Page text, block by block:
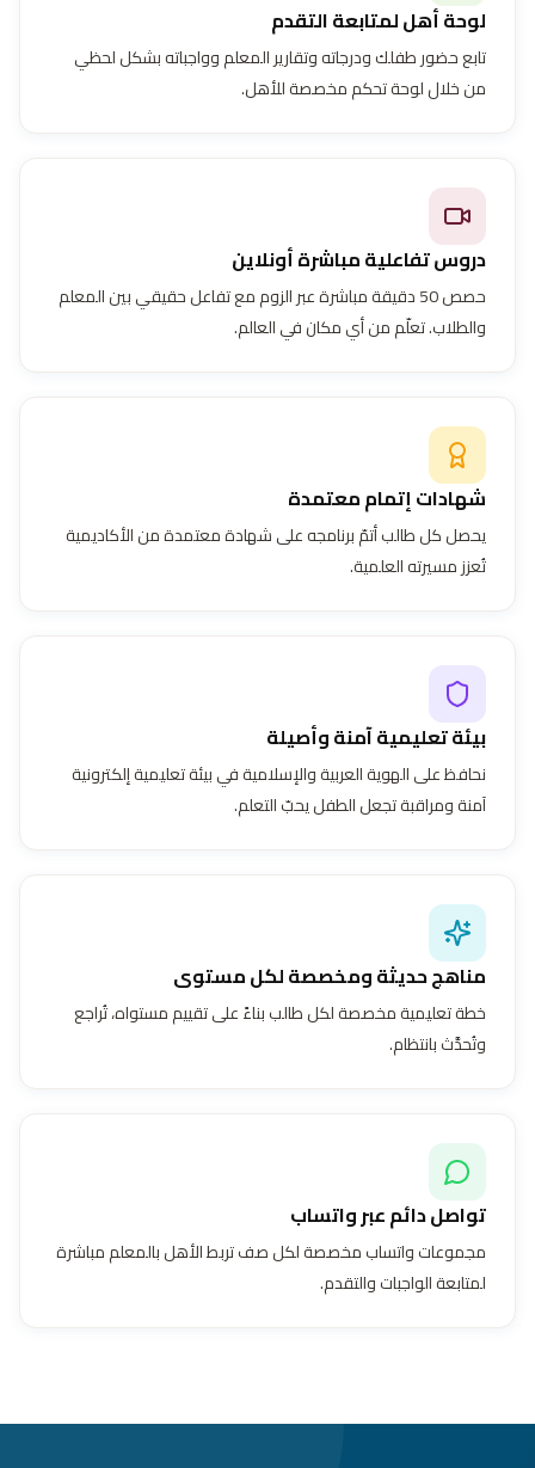
لوحة أهل لمتابعة التقدم
تابع حضور طفلك ودرجاته وتقارير المعلم وواجباته بشكل لحظي
من خلال لوحة تحكم مخصصة للأهل.
دروس تفاعلية مباشرة أونلاين
حصص 50 دقيقة مباشرة عبر الزوم مع تفاعل حقيقي بين المعلم
والطلاب. تعلّم من أي مكان في العالم.
شهادات إتمام معتمدة
يحصل كل طالب أتمّ برنامجه على شهادة معتمدة من الأكاديمية
تُعزز مسيرته العلمية.
بيئة تعليمية آمنة وأصيلة
نحافظ على الهوية العربية والإسلامية في بيئة تعليمية إلكترونية
آمنة ومراقبة تجعل الطفل يحبّ التعلم.
مناهج حديثة ومخصصة لكل مستوى
خطة تعليمية مخصصة لكل طالب بناءً على تقييم مستواه، تُراجع
وتُحدَّث بانتظام.
تواصل دائم عبر واتساب
مجموعات واتساب مخصصة لكل صف تربط الأهل بالمعلم مباشرة
لمتابعة الواجبات والتقدم.